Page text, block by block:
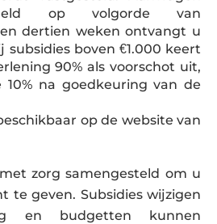
op volgorde van
dertien weken ontvangt u
subsidies boven €1.000 keert
90% als voorschot uit,
na goedkeuring van de
op de website van
zorg samengesteld om u
te geven. Subsidies wijzigen
en budgetten kunnen